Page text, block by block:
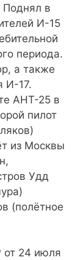
в
И-15
периода.
а также
И-17.
АНТ-25 в
пилот
из Москвы
Удд
(полётное
от 24 июля